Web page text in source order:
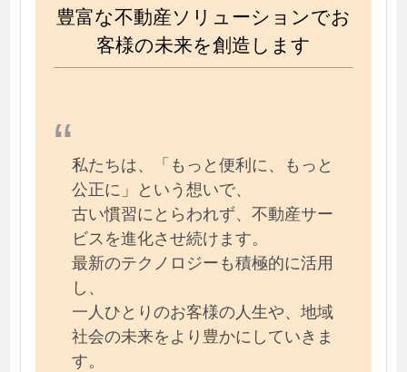
豊富な不動産ソリューションでお
客様の未来を創造します
私たちは、「もっと便利に、もっと
公正に」という想いで、
古い慣習にとらわれず、不動産サー
ビスを進化させ続けます。
最新のテクノロジーも積極的に活用
し、
一人ひとりのお客様の人生や、地域
社会の未来をより豊かにしていきま
す。